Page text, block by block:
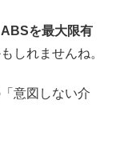
ABSを最大限有
しれませんね。
意図しない介